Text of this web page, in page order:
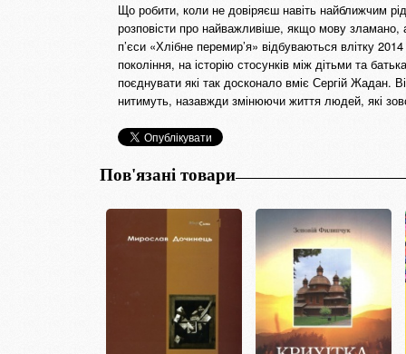
Що робити, коли не довіряєш навіть найближчим
розповісти про найважливіше, якщо мову
п’єси «Хлібне перемир’я» відбуваються влітку
покоління, на історію стосунків між дітьми та
поєднувати які так досконало вміє Сергій Жадан.
нитимуть, назавжди змінюючи життя людей, які
Пов'язані товари